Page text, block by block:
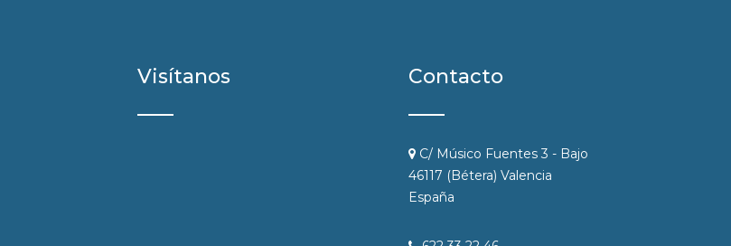
Visítanos Contacto
C/ Músico Fuentes 3 - Bajo
46117 (Bétera) Valencia
España